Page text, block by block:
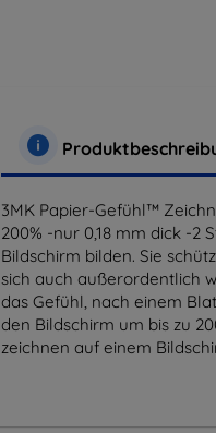
3MK Papier-Gefühl™
200% -nur 0,18 mm dick -2
Bildschirm bilden. Sie
sich auch außerordentlich
das Gefühl, nach einem
den Bildschirm um bis zu
zeichnen auf einem